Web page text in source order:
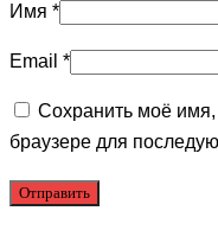
Имя *
Email *
Сохранить моё имя,
браузере для